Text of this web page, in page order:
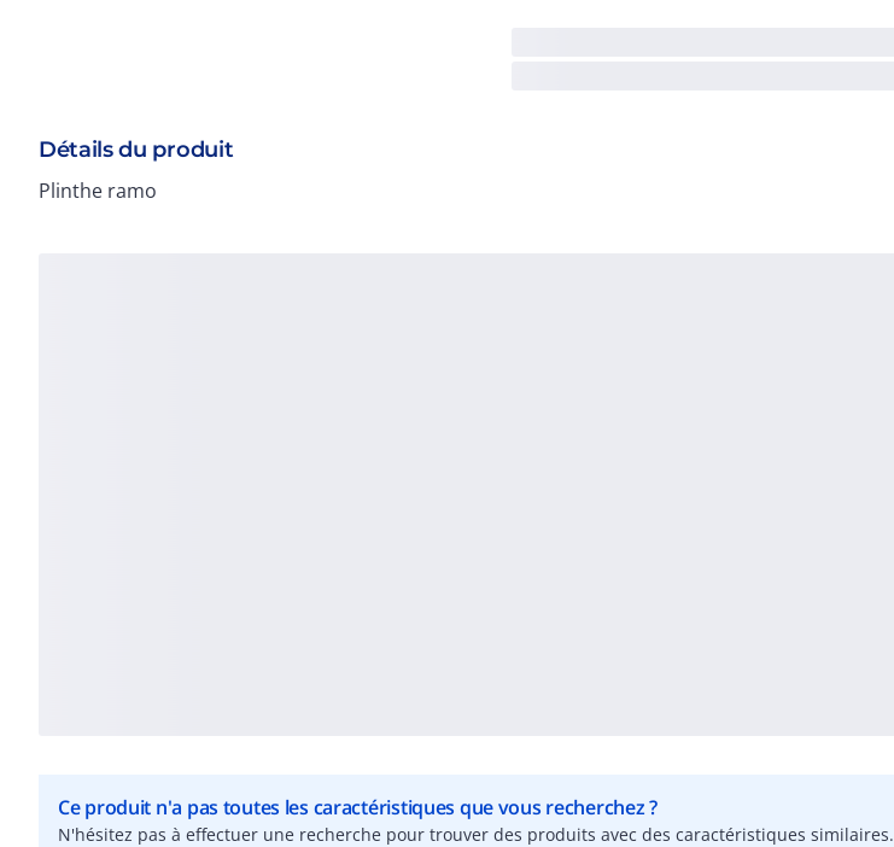
Détails du produit
Plinthe ramo
Ce produit n'a pas toutes les caractéristiques que vous recherchez ?
N'hésitez pas à effectuer une recherche pour trouver des produits avec des caractéristiques similaires.